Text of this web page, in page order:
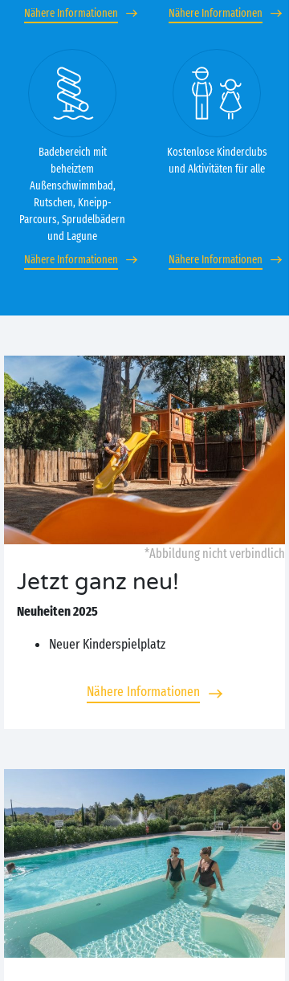
Nähere Informationen Nähere Informationen
Badebereich mit
beheiztem
Außenschwimmbad,
Rutschen, Kneipp-
Parcours, Sprudelbädern
und Lagune
Nähere Informationen
Kostenlose Kinderclubs
und Aktivitäten für alle
Nähere Informationen
*Abbildung nicht verbindlich
Jetzt ganz neu!
Neuheiten 2025
Neuer Kinderspielplatz
Nähere Informationen